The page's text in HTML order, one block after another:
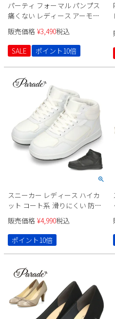
パーティ フォーマル パンプス
痛くない レディース アーモン
ドトゥ 極ふわっ ドレス ローヒ
ール ２cm ブラック ベージュ
シルバー Parade 24008
販売価格 ¥3,490税込
SALE
ポイント10倍
スニーカー レディース ハイカ
ット コート系 滑りにくい 防滑
4cm防水 スポーツ 黒 ブラック
白 ホワイト Parade 91702 ふん
わりインソール
販売価格 ¥4,990税込
ポイント10倍